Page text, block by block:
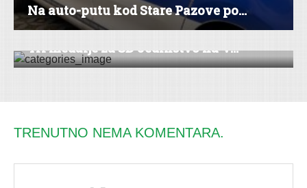
Na auto-putu kod Stare Pazove po...
SPORT|STARA PAZOVA
Tri medalje za SD Jedinstvo na V...
TRENUTNO NEMA KOMENTARA.